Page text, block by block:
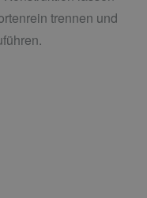
trennen und